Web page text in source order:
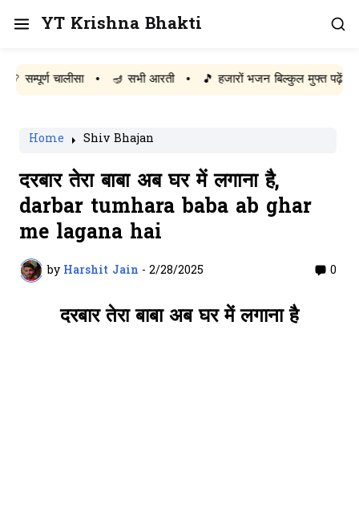
YT Krishna Bhakti
चालीसा • 🪔 सभी आरती • 🎵 हजारों भजन बिल्कुल मुफ्त पढ़ें
Home Shiv Bhajan
दरबार तेरा बाबा अब घर में लगाना है,
darbar tumhara baba ab ghar
me lagana hai
by Harshit Jain - 2/28/2025 0
दरबार तेरा बाबा अब घर में लगाना है